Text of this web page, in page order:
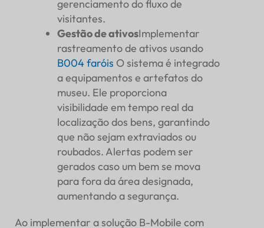
gerenciamento do fluxo de
visitantes.
Gestão de ativosImplementar
rastreamento de ativos usando
B004faróis O sistema é integrado
a equipamentos e artefatos do
museu. Ele proporciona
visibilidade em tempo real da
localização dos bens, garantindo
que não sejam extraviados ou
roubados. Alertas podem ser
gerados caso um bem se mova
para fora da área designada,
aumentando a segurança.
Ao implementar a solução B-Mobile com